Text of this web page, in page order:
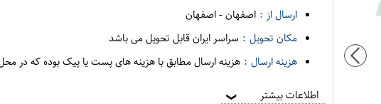
ارسال از : اصفهان-اصفهان
مکان تحویل : سراسر ایران قابل تحویل می باشد
هزینه ارسال : هزینه ارسال مطابق با هزینه های پست یا پیک بوده که در
اطلاعات بیشتر ❯